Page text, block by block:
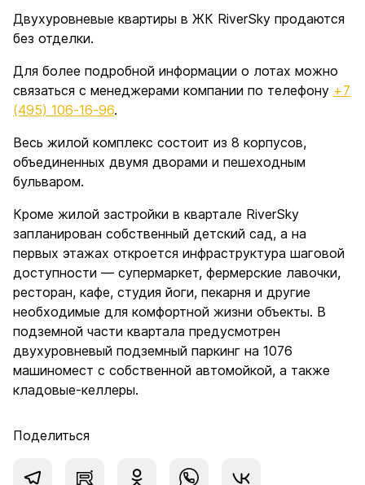
Двухуровневые квартиры в ЖК RiverSky продаются
без отделки.
Для более подробной информации о лотах можно
связаться с менеджерами компании по телефону +7
(495) 106-16-96.
Весь жилой комплекс состоит из 8 корпусов,
объединенных двумя дворами и пешеходным
бульваром.
Кроме жилой застройки в квартале RiverSky
запланирован собственный детский сад, а на
первых этажах откроется инфраструктура шаговой
доступности — супермаркет, фермерские лавочки,
ресторан, кафе, студия йоги, пекарня и другие
необходимые для комфортной жизни объекты. В
подземной части квартала предусмотрен
двухуровневый подземный паркинг на 1076
машиномест с собственной автомойкой, а также
кладовые-келлеры.
Поделиться